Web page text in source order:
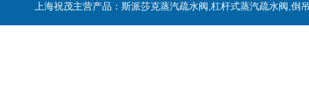
上海祝茂主营产品：斯派莎克蒸汽疏水阀,杠杆式蒸汽疏水阀,倒